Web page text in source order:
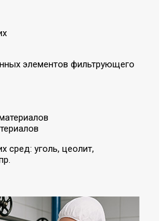
элементов фильтрующего
сред: уголь, цеолит,